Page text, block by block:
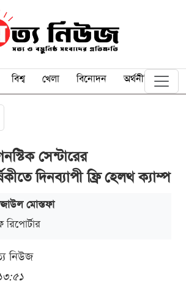
বিশ্ব খেলা বিনোদন অর্থনীতি
সেন্টারের
দিনব্যাপী ফ্রি হেলথ ক্যাম্প
মোস্তফা
রিপোর্টার
নিউজ